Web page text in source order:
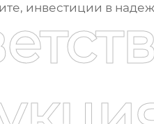
инвестиции в